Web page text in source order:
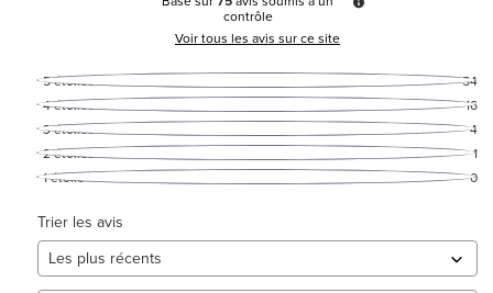
contrôle
Voir tous les avis sur ce site
5étoiles
54
4étoiles
16
3étoiles
4
2étoiles
1
1étoile 0
Trier les avis